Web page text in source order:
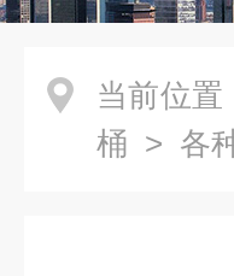
当前位置
桶 > 各